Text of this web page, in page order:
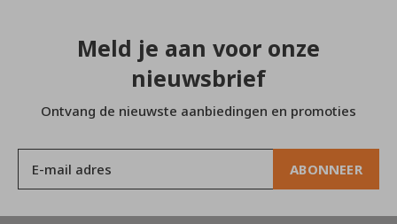
Meld je aan voor onze
nieuwsbrief
Ontvang de nieuwste aanbiedingen en promoties
ABONNEER